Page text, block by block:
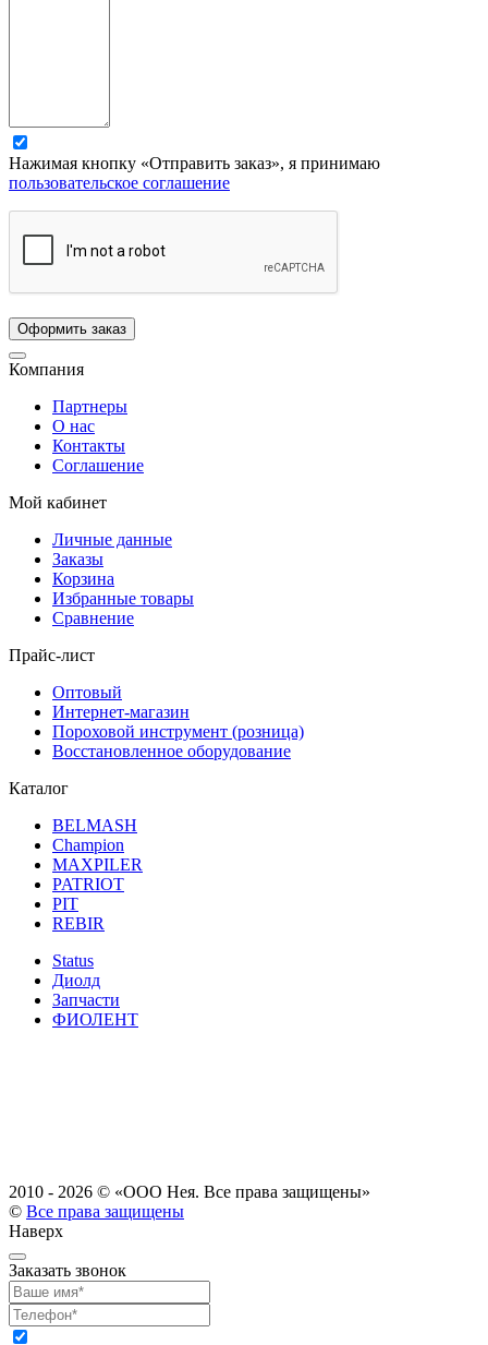
Нажимая кнопку «Отправить заказ», я принимаю
пользовательское соглашение
Компания
Партнеры
О нас
Контакты
Соглашение
Мой кабинет
Личные данные
Заказы
Корзина
Избранные товары
Сравнение
Прайс-лист
Оптовый
Интернет-магазин
Пороховой инструмент (розница)
Восстановленное оборудование
Каталог
BELMASH
Champion
MAXPILER
PATRIOT
PIT
REBIR
Status
Диолд
Запчасти
ФИОЛЕНТ
2010 - 2026 © «ООО Нея. Все права защищены»
© Все права защищены
Наверх
Заказать звонок